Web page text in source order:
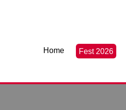
Home Fest 2026